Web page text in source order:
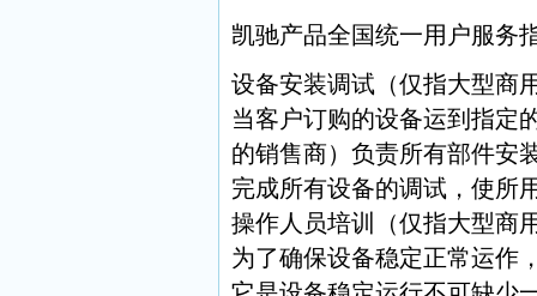
凯驰产品全国统一用户服务
设备安装调试（仅指大型商
当客户订购的设备运到指定
的销售商）负责所有部件安
完成所有设备的调试，使所
操作人员培训（仅指大型商
为了确保设备稳定正常运作